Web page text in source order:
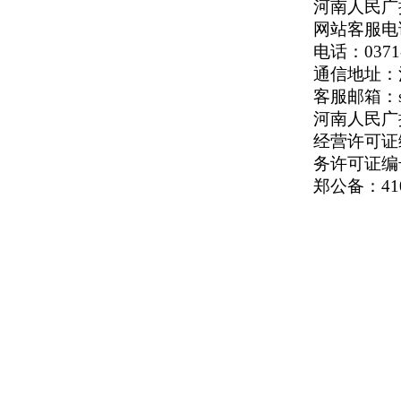
河南人民
网站客服
电话：
通信地址：
客服邮箱：
河南人民
经营许可
务许可证
郑公备：